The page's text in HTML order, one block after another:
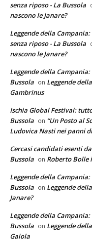
senza riposo - La Bussola
nascono le Janare?
Leggende della
senza riposo - La Bussola
nascono le Janare?
Leggende della
Bussola on Leggende
Gambrinus
Ischia Global Festival:
Bussola on “Un Posto al
Ludovica Nasti nei panni
Cercasi candidati esenti
Bussola on Roberto Bolle
Leggende della
Bussola on Leggende
Janare?
Leggende della
Bussola on Leggende
Gaiola